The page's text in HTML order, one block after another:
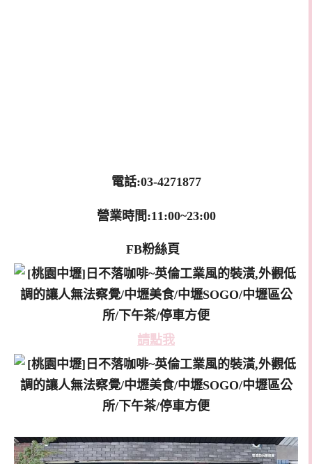
電話:03-4271877
營業時間:11:00~23:00
FB粉絲頁
請點我